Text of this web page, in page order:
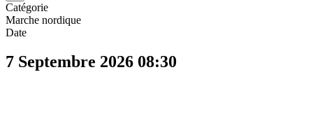
Catégorie
Marche nordique
Date
7 Septembre 2026 08:30